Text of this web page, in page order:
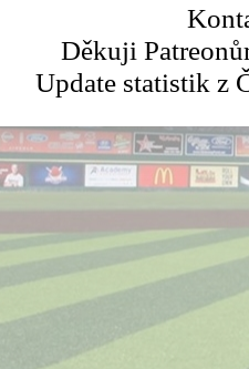
Děkuji
Update statistik z